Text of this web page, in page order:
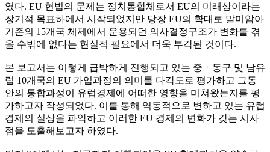
였다. EU 헌법의 문제는 정치통합체로서 EU의 미래상이라는
장기적 목표하에서 시작되었지만 당장 EU의 확대로 말미암아
기존의 15개국 체제에서 운용되던 의사결정구조가 변화를 겪
을 수밖에 없다는 현실적 필요에서 더욱 부각된 것이다.
본 보고서는 이렇게 급박하게 진행되고 있는 중ㆍ동구 및 남유
럽 10개국의 EU 가입과정의 의미를 다각도로 평가하고 그동
안의 통합과정이 유럽경제에 어떠한 영향을 미쳐왔는지를 평
가하고자 작성되었다. 이를 통해 역동적으로 변하고 있는 유럽
경제의 실상을 파악하고 이러한 EU 경제의 변화가 갖는 시사
점을 도출해보고자 하였다.